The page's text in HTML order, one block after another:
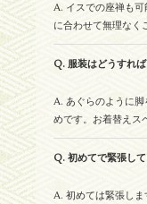
A. イスでの座禅も
に合わせて無理なく
Q. 服装はどうすれ
A. あぐらのように
めです。お着替えス
Q. 初めてで緊張して
A. 初めては緊張し